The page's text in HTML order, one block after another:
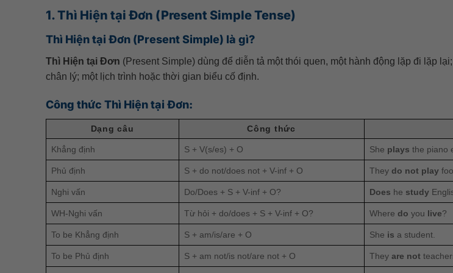
1. Thì Hiện tại Đơn (Present Simple Tense)
Thì Hiện tại Đơn (Present Simple) là gì?
Thì Hiện tại Đơn (Present Simple) dùng để diễn tả một thói quen, một hành động lặp đi lặp
chân lý; một lịch trình hoặc thời gian biểu cố định.
Công thức Thì Hiện tại Đơn:
Dạng câu Công thức
Khẳng định S + V(s/es) + O She plays the piano
Phủ định S + do not/does not + V-inf + O They do not play
Nghi vấn Do/Does + S + V-inf + O? Does he study
WH-Nghi vấn Từ hỏi + do/does + S + V-inf + O? Where do you live?
To be Khẳng định S + am/is/are + O She is a student.
To be Phủ định S + am not/is not/are not + O They are not